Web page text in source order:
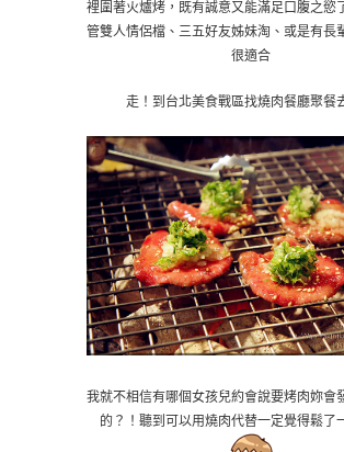
裡圍著火爐烤，既有誠意又能滿足口腹之慾
管雙人情侶檔、三五好友姊妹淘、或是有長
很適合
走！到台北美食戰區找燒肉餐廳聚餐
我就不相信有哪個女孩兒約會說要烤肉妳會
的？！聽到可以用燒肉代替一定覺得鬆了